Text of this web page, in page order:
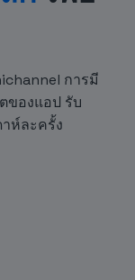
การมี
ของแอป รับ
ห์ละครั้ง